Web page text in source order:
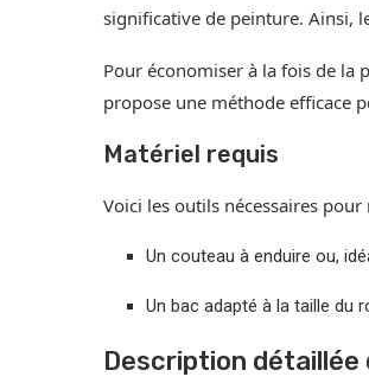
significative de peinture. Ainsi,
Pour économiser à la fois de la
propose une méthode efficace
Matériel requis
Voici les outils nécessaires
Un couteau à enduire ou,
Un bac adapté à la taille du
Description détaillée